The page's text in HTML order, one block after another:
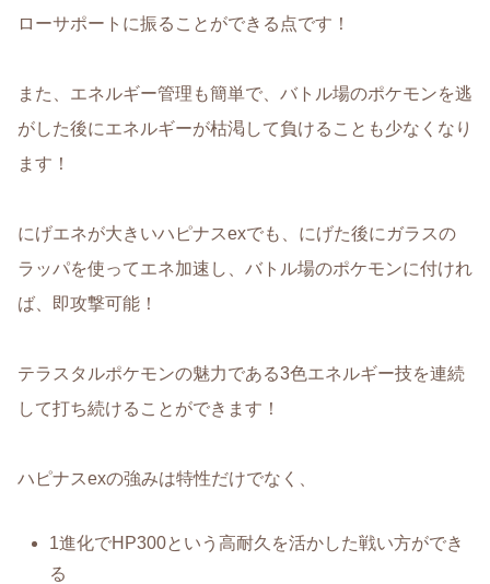
ローサポートに振ることができる点です！
また、エネルギー管理も簡単で、バトル場のポケモンを逃
がした後にエネルギーが枯渇して負けることも少なくなり
ます！
にげエネが大きいハピナスexでも、にげた後にガラスの
ラッパを使ってエネ加速し、バトル場のポケモンに付けれ
ば、即攻撃可能！
テラスタルポケモンの魅力である3色エネルギー技を連続
して打ち続けることができます！
ハピナスexの強みは特性だけでなく、
1進化でHP300という高耐久を活かした戦い方ができ
る